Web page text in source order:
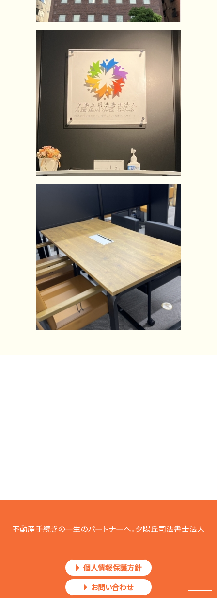
不動産手続きの一生のパートナーへ。夕陽丘司法書士法人
個人情報保護方針
お問い合わせ